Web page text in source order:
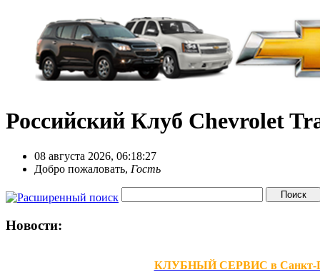
Российский Клуб Chevrolet
08 августа 2026, 06:18:27
Добро пожаловать, Гость
Новости:
КЛУБНЫЙ СЕРВИС в Санкт-